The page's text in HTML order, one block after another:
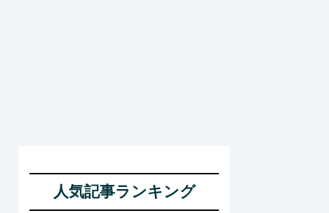
人気記事ランキング